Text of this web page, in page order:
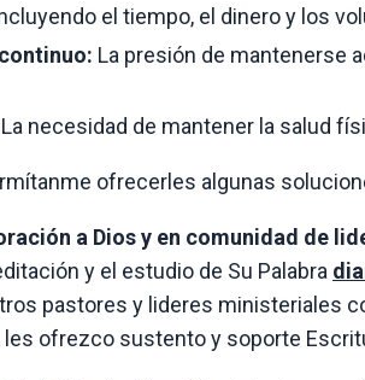
el tiempo, el dinero y los
La presión de mantenerse
La necesidad de mantener la salud
ofrecerles algunas
a Dios y en comunidad de
y el estudio de Su Palabra
pastores y lideres ministeriales
les ofrezco sustento y soporte